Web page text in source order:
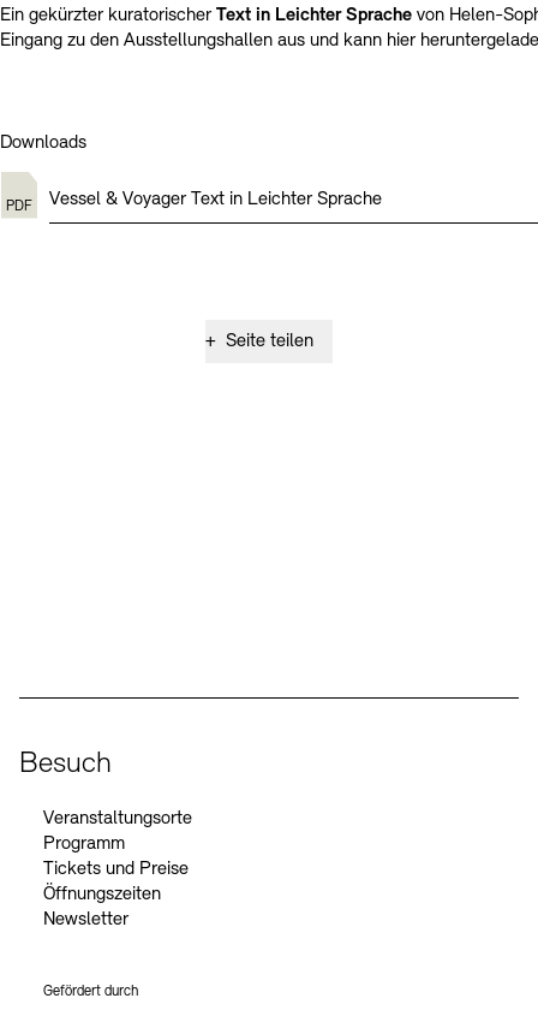
Ein gekürzter kuratorischer Text in Leichter Sprache von Helen-
Eingang zu den Ausstellungshallen aus und kann hier
Downloads
Vessel & Voyager Text in Leichter Sprache
+ Seite teilen
Besuch
Veranstaltungsorte
Programm
Tickets und Preise
Öffnungszeiten
Newsletter
Gefördert durch